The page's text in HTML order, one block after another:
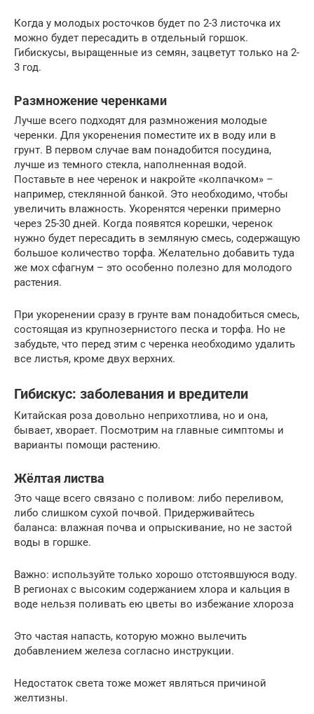
Когда у молодых росточков будет по 2-3 листочка их
можно будет пересадить в отдельный горшок.
Гибискусы, выращенные из семян, зацветут только на 2-
3 год.
Размножение черенками
Лучше всего подходят для размножения молодые
черенки. Для укоренения поместите их в воду или в
грунт. В первом случае вам понадобится посудина,
лучше из темного стекла, наполненная водой.
Поставьте в нее черенок и накройте «колпачком» –
например, стеклянной банкой. Это необходимо, чтобы
увеличить влажность. Укоренятся черенки примерно
через 25-30 дней. Когда появятся корешки, черенок
нужно будет пересадить в земляную смесь, содержащую
большое количество торфа. Желательно добавить туда
же мох сфагнум – это особенно полезно для молодого
растения.
При укоренении сразу в грунте вам понадобиться смесь,
состоящая из крупнозернистого песка и торфа. Но не
забудьте, что перед этим с черенка необходимо удалить
все листья, кроме двух верхних.
Гибискус: заболевания и вредители
Китайская роза довольно неприхотлива, но и она,
бывает, хворает. Посмотрим на главные симптомы и
варианты помощи растению.
Жёлтая листва
Это чаще всего связано с поливом: либо переливом,
либо слишком сухой почвой. Придерживайтесь
баланса: влажная почва и опрыскивание, но не застой
воды в горшке.
Важно: используйте только хорошо отстоявшуюся воду.
В регионах с высоким содержанием хлора и кальция в
воде нельзя поливать ею цветы во избежание хлороза
Это частая напасть, которую можно вылечить
добавлением железа согласно инструкции.
Недостаток света тоже может являться причиной
желтизны.